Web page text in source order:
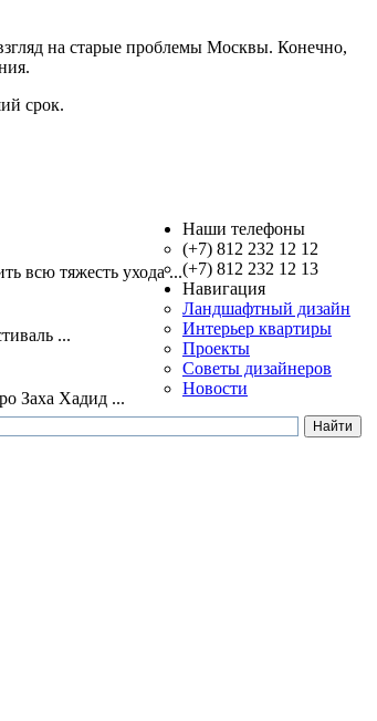
на старые проблемы Москвы. Конечно,
срок.
всю тяжесть ухода ...
...
Заха Хадид ...
Наши телефоны
(+7) 812 232 12 12
(+7) 812 232 12 13
Навигация
Ландшафтный дизайн
Интерьер квартиры
Проекты
Советы дизайнеров
Новости